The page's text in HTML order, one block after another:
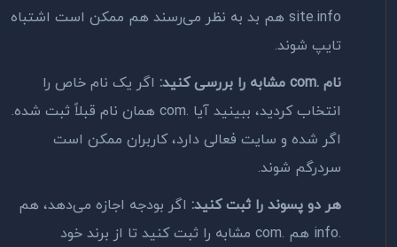
site.info هم بد به نظر می‌رسند هم ممکن است اشتباه
تایپ شوند.
نام .com مشابه را بررسی کنید:
اگر یک نام خاص را
انتخاب کردید، ببینید آیا .com همان نام قبلاً ثبت شده.
اگر شده و سایت فعالی دارد، کاربران ممکن است
سردرگم شوند.
هر دو پسوند را ثبت کنید:اگر بودجه اجازه می‌دهد، هم
.info هم .com مشابه را ثبت کنید تا از برند خود